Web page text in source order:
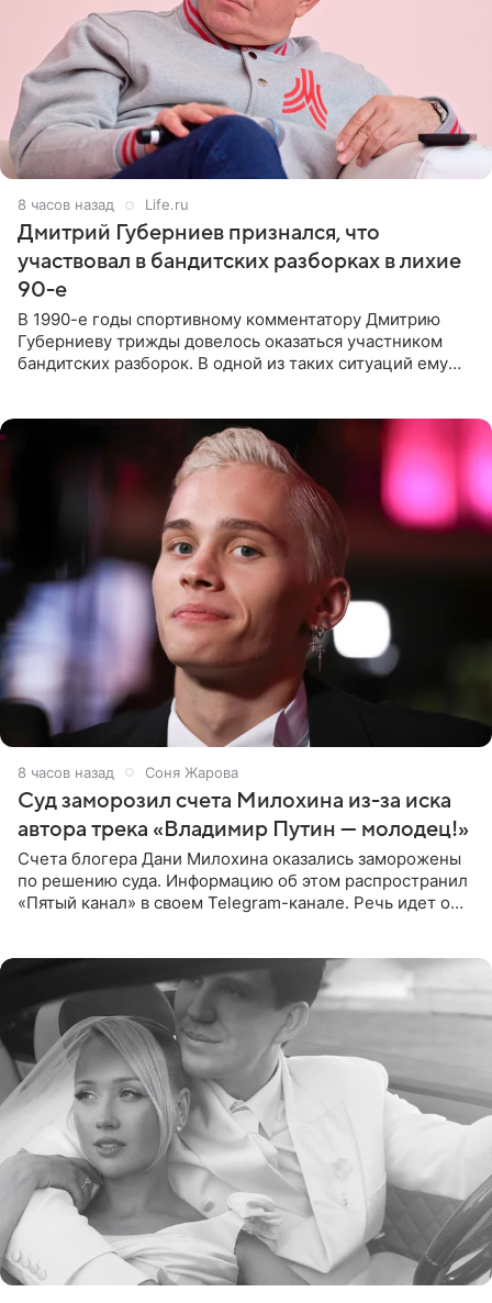
8 часов назад Life.ru
Дмитрий Губерниев признался, что
участвовал в бандитских разборках в лихие
90-е
В 1990-е годы спортивному комментатору Дмитрию
Губерниеву трижды довелось оказаться участником
бандитских разборок. В одной из таких ситуаций ему
8 часов назад Соня Жарова
Суд заморозил счета Милохина из-за иска
автора трека «Владимир Путин — молодец!»
Счета блогера Дани Милохина оказались заморожены
по решению суда. Информацию об этом распространил
«Пятый канал» в своем Telegram-канале. Речь идет о